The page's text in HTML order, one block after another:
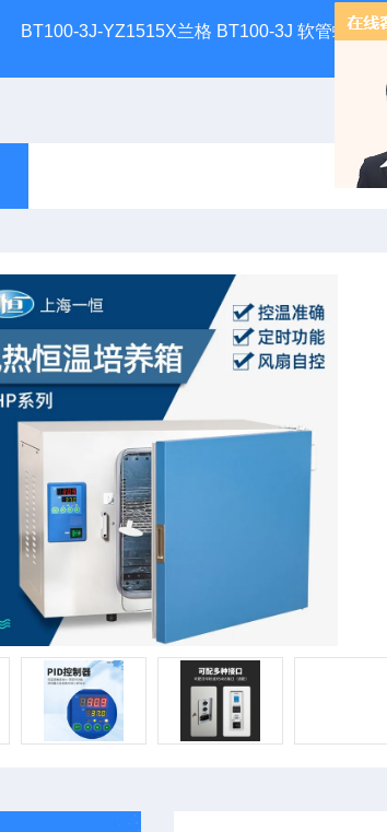
BT100-3J-YZ1515X兰格 BT100-3J 软管蠕动泵